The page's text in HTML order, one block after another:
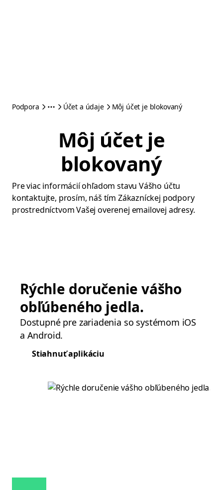
Podpora Účet a údaje Môj účet je blokovaný
Môj účet je
blokovaný
Pre viac informácií ohľadom stavu Vášho účtu
kontaktujte, prosím, náš tím Zákazníckej podpory
prostredníctvom Vašej overenej emailovej adresy.
Rýchle doručenie vášho
obľúbeného jedla.
Dostupné pre zariadenia so systémom iOS
a Android.
Stiahnuť aplikáciu